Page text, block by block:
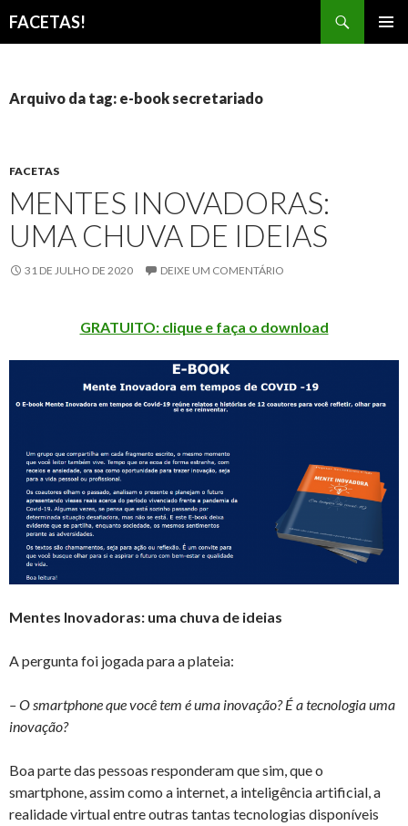
FACETAS!
CONTEÚDO
Arquivo da tag: e-book secretariado
FACETAS
MENTES INOVADORAS:
UMA CHUVA DE IDEIAS
31 DE JULHO DE 2020 DEIXE UM COMENTÁRIO
GRATUITO: clique e faça o download
Mentes Inovadoras: uma chuva de ideias
A pergunta foi jogada para a plateia:
– O smartphone que você tem é uma inovação? É a tecnologia uma
inovação?
Boa parte das pessoas responderam que sim, que o
smartphone, assim como a internet, a inteligência artificial, a
realidade virtual entre outras tantas tecnologias disponíveis